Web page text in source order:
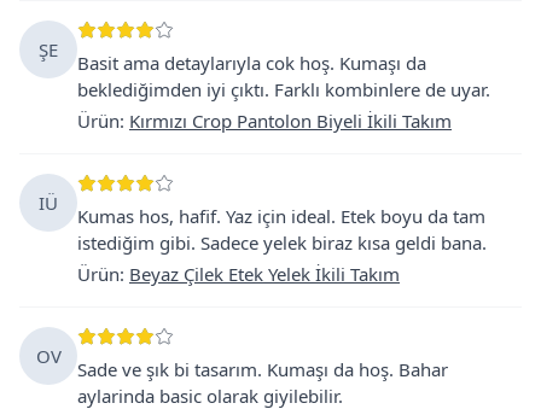
ŞE
Basit ama detaylarıyla cok hoş. Kumaşı da
beklediğimden iyi çıktı. Farklı kombinlere de uyar.
Ürün: Kırmızı Crop Pantolon Biyeli İkili Takım
IÜ
Kumas hos, hafif. Yaz için ideal. Etek boyu da tam
istediğim gibi. Sadece yelek biraz kısa geldi bana.
Ürün: Beyaz Çilek Etek Yelek İkili Takım
OV
Sade ve şık bi tasarım. Kumaşı da hoş. Bahar
aylarinda basic olarak giyilebilir.